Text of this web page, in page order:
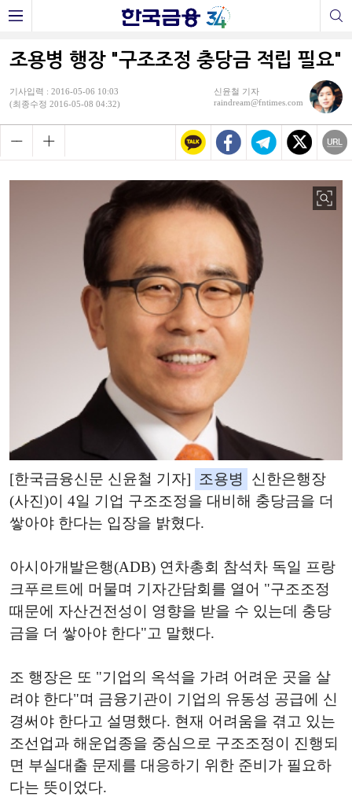
조용병 행장 "구조조정 충당금 적립 필요"
기사입력 : 2016-05-06 10:03
(최종수정 2016-05-08 04:32)
신윤철 기자
raindream@fntimes.com
[한국금융신문 신윤철 기자] 조용병
신한은행장
(사진)이 4일 기업 구조조정을 대비해 충당금을 더
쌓아야 한다는 입장을 밝혔다.
아시아개발은행(ADB) 연차총회 참석차 독일 프랑
크푸르트에 머물며 기자간담회를 열어 "구조조정
때문에 자산건전성이 영향을 받을 수 있는데 충당
금을 더 쌓아야 한다"고 말했다.
조 행장은 또 "기업의 옥석을 가려 어려운 곳을 살
려야 한다"며 금융기관이 기업의 유동성 공급에 신
경써야 한다고 설명했다. 현재 어려움을 겪고 있는
조선업과 해운업종을 중심으로 구조조정이 진행되
면 부실대출 문제를 대응하기 위한 준비가 필요하
다는 뜻이었다.